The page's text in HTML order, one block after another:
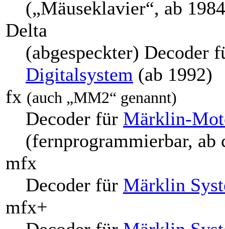
(„Mäuseklavier“, ab
Delta
(abgespeckter) Decoder
Digitalsystem (ab 1992)
fx (auch „MM2“ genannt)
Decoder für Märklin-
(fernprogrammierbar, ab
mfx
Decoder für Märklin
mfx+